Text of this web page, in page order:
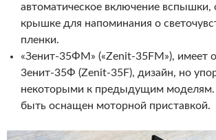
автоматическое включение вспышки,
крышке для напоминания о
пленки.
«Зенит-35ФМ» («Zenit-35FM»), имеет
3енит-35Ф (Zenit-35F), дизайн, но
некоторыми к предыдущим
быть оснащен моторной приставкой.